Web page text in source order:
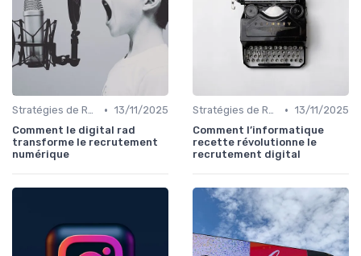
Stratégies de Recrutement Digital • 13/11/2025
Comment le digital rad
transforme le recrutement
numérique
Stratégies de Recrutement Digital • 13/11/2025
Comment l’informatique
recette révolutionne le
recrutement digital